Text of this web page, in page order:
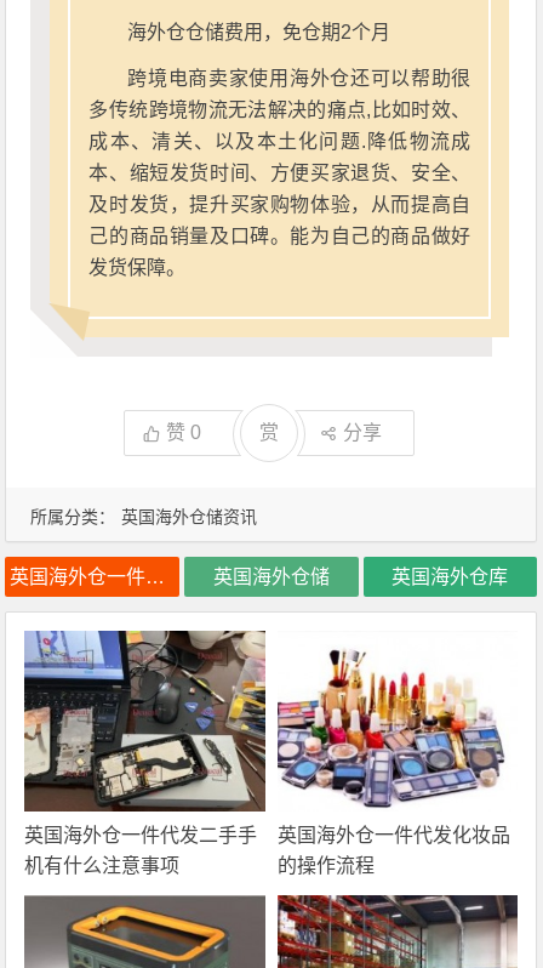
所属分类： 英国海外仓储资讯
海外仓仓储费用，免仓期2个月
跨境电商卖家使用海外仓还可以帮助很
多传统跨境物流无法解决的痛点,比如时效、
成本、清关、以及本土化问题.降低物流成
本、缩短发货时间、方便买家退货、安全、
及时发货，提升买家购物体验，从而提高自
己的商品销量及口碑。能为自己的商品做好
发货保障。
赞0 赏 分享
英国海外仓一件代发 英国海外仓储 英国海外仓库
英国海外仓一件代发二手手
机有什么注意事项
英国海外仓一件代发化妆品
的操作流程